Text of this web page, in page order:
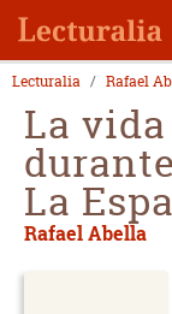
Lecturalia Rafael
La
La
Rafael Abella